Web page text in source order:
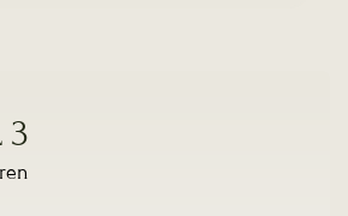
3